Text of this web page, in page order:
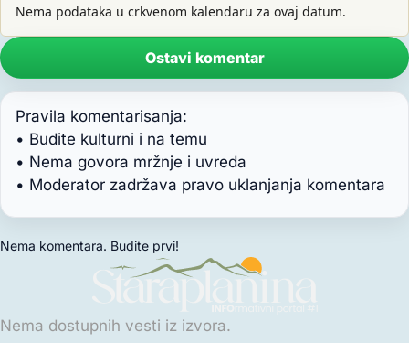
Nema podataka u crkvenom kalendaru za ovaj datum.
Ostavi komentar
Pravila komentarisanja:
• Budite kulturni i na temu
• Nema govora mržnje i uvreda
• Moderator zadržava pravo uklanjanja komentara
Nema komentara. Budite prvi!
Nema dostupnih vesti iz izvora.